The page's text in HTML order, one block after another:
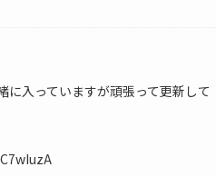
入っていますが頑張って更新して